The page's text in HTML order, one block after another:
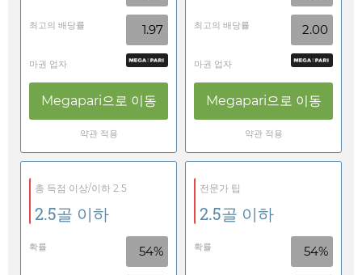
최고의 배당률 1.97
마권 업자
Megapari으로 이동
약관 적용
최고의 배당률 2.00
마권 업자
Megapari으로 이동
약관 적용
총 득점 이상/이하 2.5
2.5골 이하
확률 54%
전문가 팁
2.5골 이하
확률 54%